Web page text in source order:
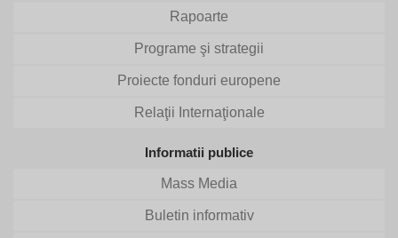
Rapoarte
Programe şi strategii
Proiecte fonduri europene
Relaţii Internaţionale
Informatii publice
Mass Media
Buletin informativ